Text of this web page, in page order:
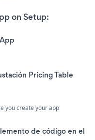
on Setup:
Pricing Table
you create your app
de código en el